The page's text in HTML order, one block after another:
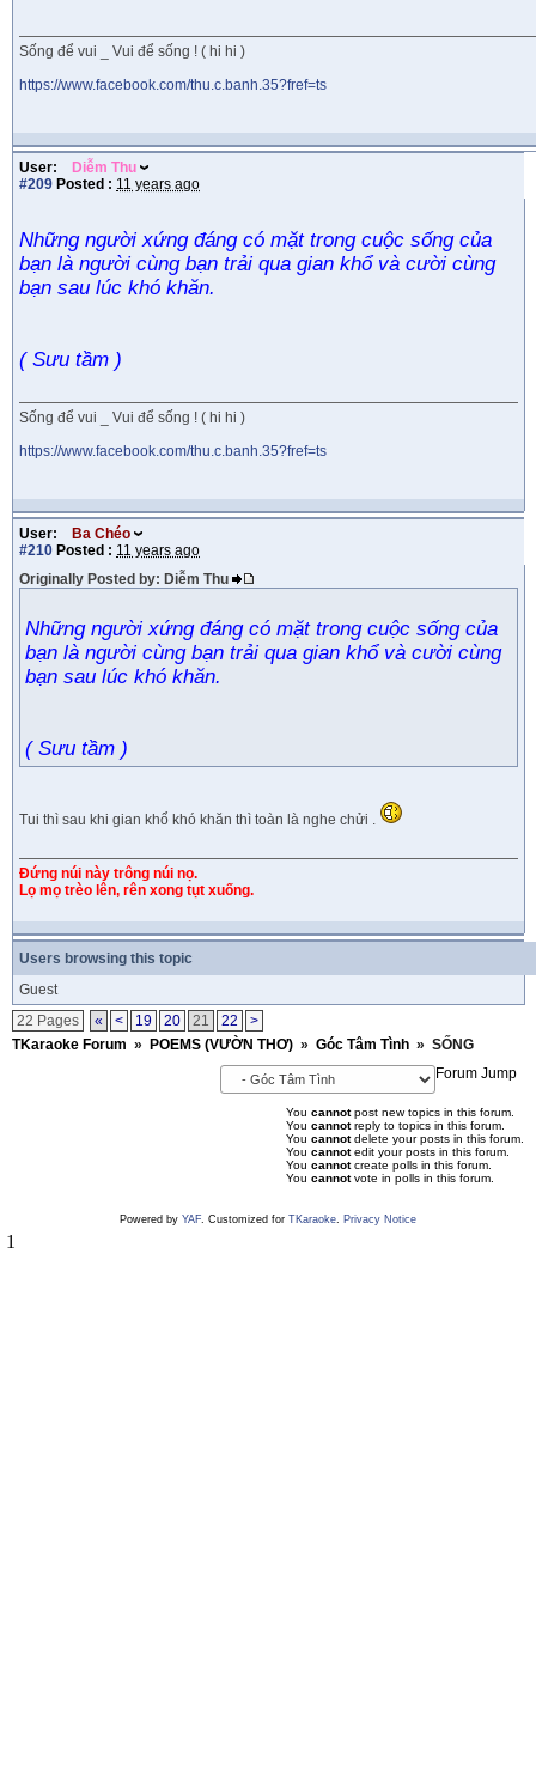
Sống để vui _ Vui để sống ! ( hi hi )
https://www.facebook.com/thu.c.banh.35?fref=ts
User:
Diễm Thu
#209 Posted : 11 years ago
Những người xứng đáng có mặt trong cuộc sống của
bạn là người cùng bạn trải qua gian khổ và cười cùng
bạn sau lúc khó khăn.
( Sưu tầm )
Sống để vui _ Vui để sống ! ( hi hi )
https://www.facebook.com/thu.c.banh.35?fref=ts
User:
Ba Chéo
#210 Posted : 11 years ago
Originally Posted by: Diễm Thu
Những người xứng đáng có mặt trong cuộc sống của
bạn là người cùng bạn trải qua gian khổ và cười cùng
bạn sau lúc khó khăn.
( Sưu tầm )
Tui thì sau khi gian khổ khó khăn thì toàn là nghe chửi .
Đứng núi này trông núi nọ.
Lọ mọ trèo lên, rên xong tụt xuống.
Users browsing this topic
Guest
22 Pages
« < 19 20 21 22
>
TKaraoke Forum » POEMS (VƯỜN THƠ) » Góc Tâm Tình » SỐNG
Forum Jump
You cannotpost new topics in this forum.
You cannotreply to topics in this forum.
You cannotdelete your posts in this forum.
You cannotedit your posts in this forum.
You cannotcreate polls in this forum.
You cannotvote in polls in this forum.
Powered by YAF. Customized for TKaraoke. Privacy Notice
1